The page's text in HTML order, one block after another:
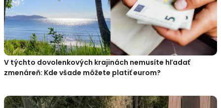
V týchto dovolenkových krajinách nemusíte hľadať
zmenáreň: Kde všade môžete platiť eurom?